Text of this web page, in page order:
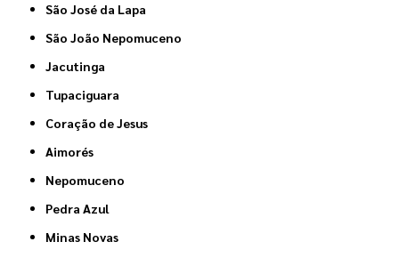
São José da Lapa
São João Nepomuceno
Jacutinga
Tupaciguara
Coração de Jesus
Aimorés
Nepomuceno
Pedra Azul
Minas Novas